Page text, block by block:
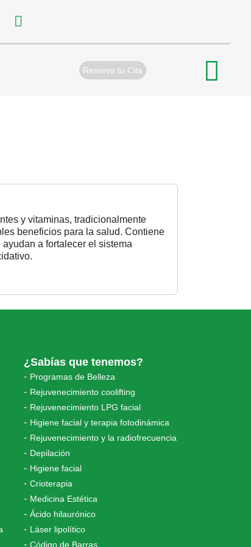
Reserva tu Cita
y vitaminas, tradicionalmente
beneficios para la salud. Contiene
a fortalecer el sistema
¿Sabías que tenemos?
Programas de Belleza
Rejuvenecimiento coolifting
Rejuvenecimiento LPG facial
Higiene facial y terapia fotodinámica
Rejuvenecimiento y la radiofrecuencia
Depilación
Higiene facial
Crioterapia
Medicina Estética
Ácido hilaurónico
Láser lipolítico
Código de Barras